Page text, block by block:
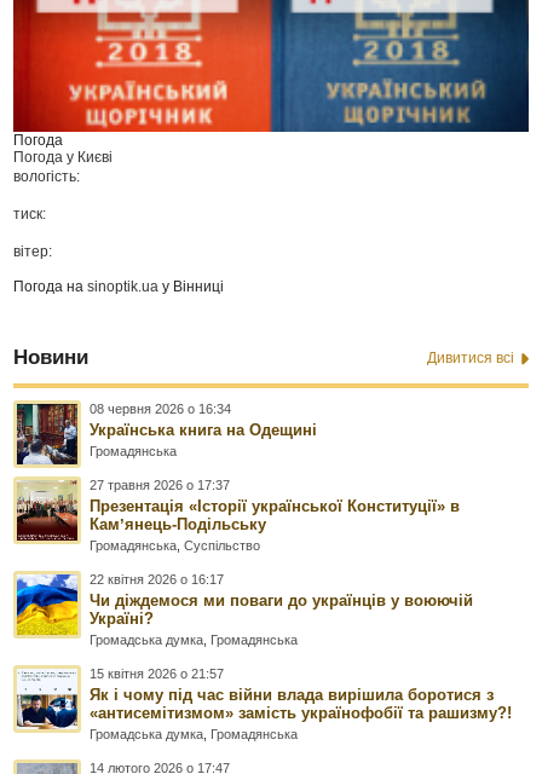
Погода
Погода у Києві
вологість:
тиск:
вітер:
Погода наsinoptik.ua у Вінниці
Новини Дивитися всі
08 червня 2026 о 16:34
Українська книга на Одещині
Громадянська
27 травня 2026 о 17:37
Презентація «Історії української Конституції» в
Камʼянець-Подільську
Громадянська ,Суспільство
22 квітня 2026 о 16:17
Чи діждемося ми поваги до українців у воюючій
Україні?
Громадська думка Громадянська
15 квітня 2026 о 21:57
Як і чому під час війни влада вирішила боротися з
«антисемітизмом» замість українофобії та рашизму?!
Громадська думка Громадянська
14 лютого 2026 о 17:47